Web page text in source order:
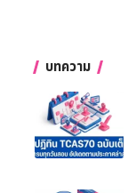
บทความ